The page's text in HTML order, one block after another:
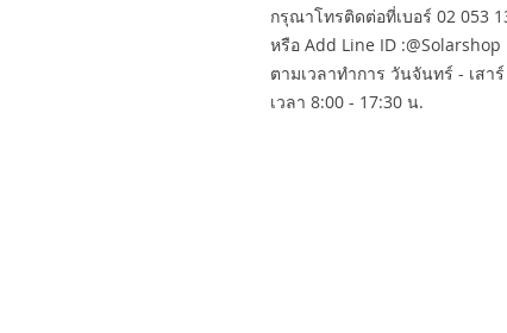
กรุณาโทรติดต่อที่เบอร์ 02 053
หรือ Add Line ID :@Solarshop
ตามเวลาทำการ วันจันทร์ - เสาร์
เวลา 8:00 - 17:30 น.